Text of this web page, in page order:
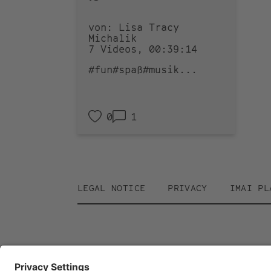
von: Lisa Tracy
Michalik
7 Videos, 00:39:14
#fun#spaß#musik ...
0 1
Footer
LEGAL NOTICE PRIVACY IMAI